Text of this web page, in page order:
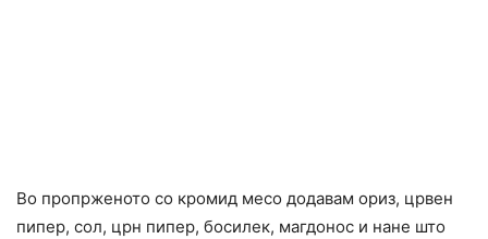
Во пропрженото со кромид месо додавам ориз, црвен
пипер, сол, црн пипер, босилек, магдонос и нане што